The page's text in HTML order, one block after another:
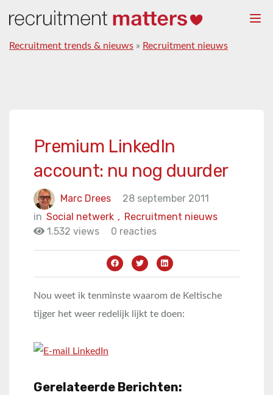
Recruitment trends & nieuws » Recruitment nieuws
Premium LinkedIn
account: nu nog duurder
Marc Drees
28 september 2011
in
Recruitment nieuws
Social netwerk ,
1.532 views
0 reacties
Nou weet ik tenminste waarom de Keltische
tijger het weer redelijk lijkt te doen:
Gerelateerde Berichten: